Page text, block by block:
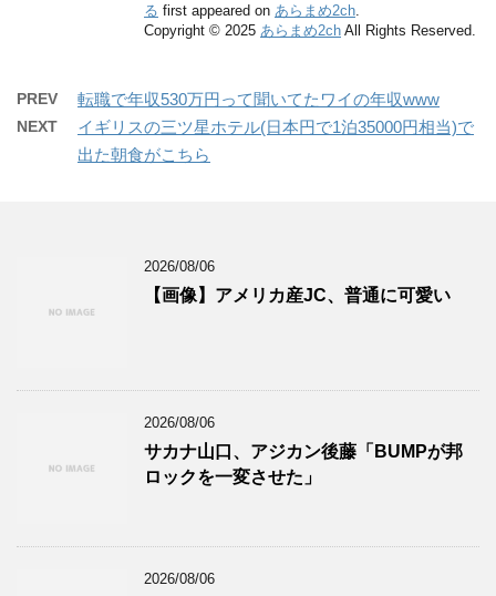
る first appeared on あらまめ2ch
Copyright © 2025 あらまめ2ch All Rights Reserved.
PREV 転職で年収530万円って聞いてたワイの年収www
NEXT
イギリスの三ツ星ホテル(日本円で1泊35000円相当)で
出た朝食がこちら
2026/08/06
【画像】アメリカ産JC、普通に可愛い
2026/08/06
サカナ山口、アジカン後藤「BUMPが邦
ロックを一変させた」
2026/08/06